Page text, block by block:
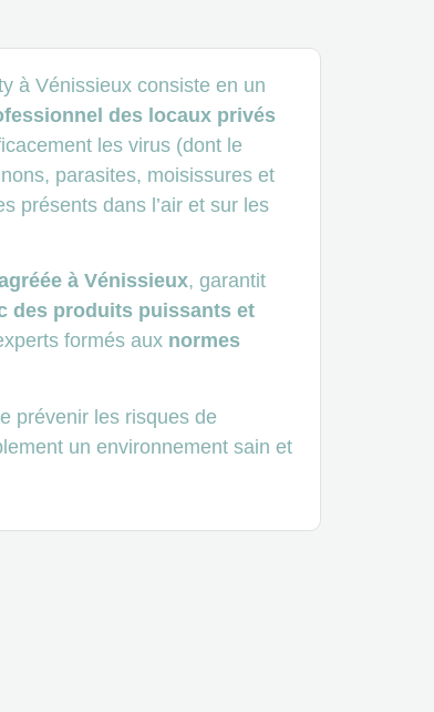
à Vénissieux consiste en un
des locaux privés
les virus (dont le
parasites, moisissures et
présents dans l’air et sur les
à Vénissieux, garantit
des produits puissants et
formés aux normes
prévenir les risques de
un environnement sain et